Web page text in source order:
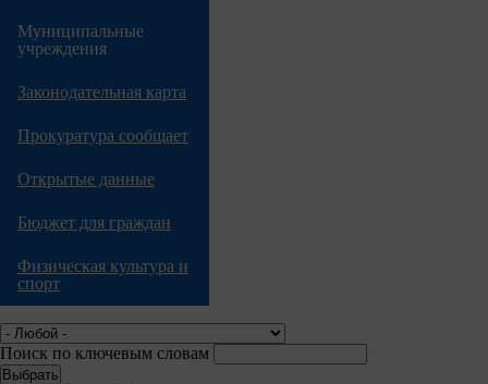
Муниципальные
учреждения
Законодательная карта
Прокуратура сообщает
Открытые данные
Бюджет для граждан
Физическая культура и
спорт
Поиск по ключевым словам